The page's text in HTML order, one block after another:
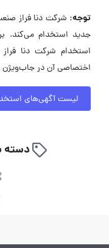
توجه:
جدید استخدام می‌کند.
استخدام شرکت دنا
اختصاصی آن در جاب‌ویژن
لیست آگهی‌های
دسته